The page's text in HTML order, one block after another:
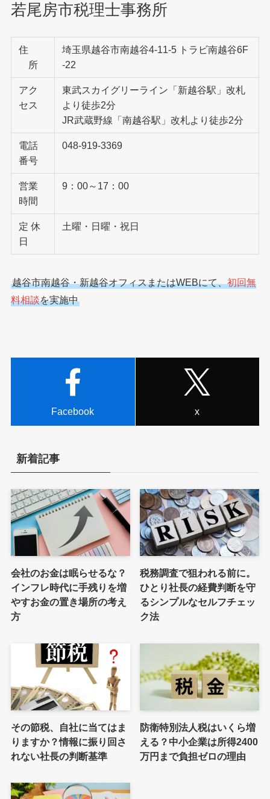
若尾房市税理士事務所
住
所
埼玉県越谷市南越谷4-11-5 トラビ南越谷6F
-22
アク
セス
東武スカイグリーライン「新越谷駅」改札
より徒歩2分
JR武蔵野線「南越谷駅」改札より徒歩2分
電話
番号
048-919-3369
営業
時間
9：00～17：00
定 休
日
土曜・日曜・祝日
越谷市南越谷・新越谷オフィスまたはWEBにて、初回無
料相談を実施中
Facebook x
新着記事
会社のお金は眠らせるな？
インフレ時代に手残りを増
やすお金の置き場所の考え
方
税務調査で狙われる前に。
ひとり社長の経費判断を守
るシンプルなセルフチェッ
ク法
その節税、自社に当てはま
りますか？情報に振り回さ
れない社長の判断基準
防衛特別法人税はいくら増
える？中小企業は所得2400
万円まで負担ゼロの理由